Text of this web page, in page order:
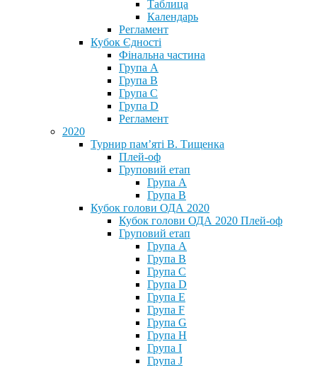
Таблица
Календарь
Регламент
Кубок Єдності
Фінальна частина
Група А
Група В
Група С
Група D
Регламент
2020
Турнир пам’яті В. Тищенка
Плей-оф
Груповий етап
Група А
Група В
Кубок голови ОДА 2020
Кубок голови ОДА 2020 Плей-оф
Груповий етап
Група A
Група B
Група C
Група D
Група E
Група F
Група G
Група H
Група I
Група J